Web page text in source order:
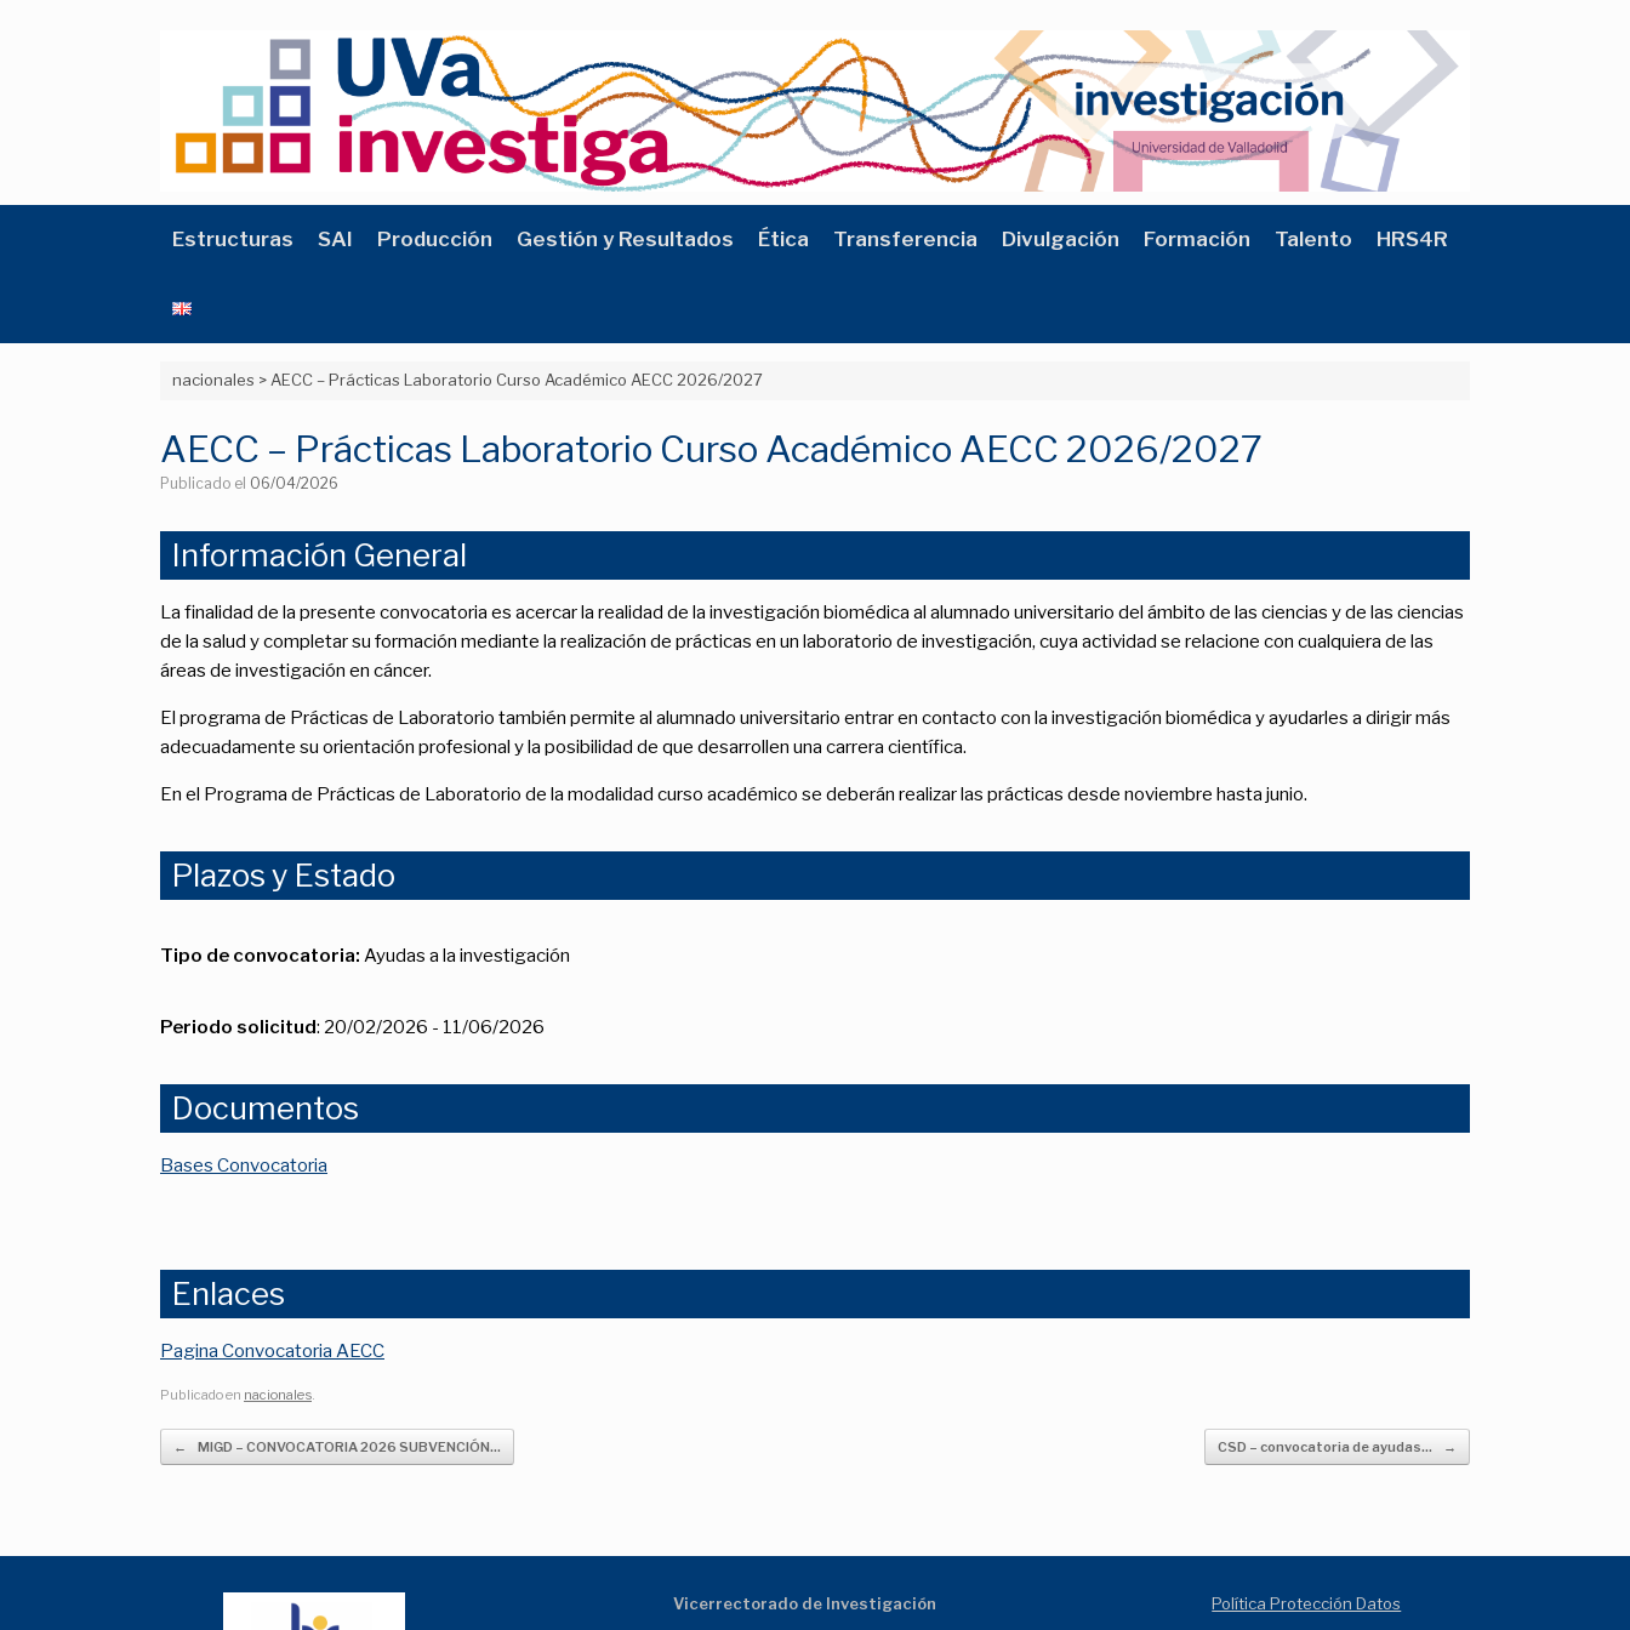
Estructuras SAI Producción Gestión y Resultados Ética Transferencia Divulgación Formación Talento HRS4R
nacionales > AECC – Prácticas Laboratorio Curso Académico AECC 2026/2027
AECC – Prácticas Laboratorio Curso Académico AECC 2026/2027
Publicado el 06/04/2026
Información General
La finalidad de la presente convocatoria es acercar la realidad de la investigación biomédica al alumnado universitario del ámbito de las ciencias y de las ciencias
de la salud y completar su formación mediante la realización de prácticas en un laboratorio de investigación, cuya actividad se relacione con cualquiera de las
áreas de investigación en cáncer.
El programa de Prácticas de Laboratorio también permite al alumnado universitario entrar en contacto con la investigación biomédica y ayudarles a dirigir más
adecuadamente su orientación profesional y la posibilidad de que desarrollen una carrera científica.
En el Programa de Prácticas de Laboratorio de la modalidad curso académico se deberán realizar las prácticas desde noviembre hasta junio.
Plazos y Estado
Tipo de convocatoria: Ayudas a la investigación
Periodo solicitud: 20/02/2026 - 11/06/2026
Documentos
Bases Convocatoria
Enlaces
Pagina Convocatoria AECC
Publicado en nacionales.
Navegador de artículos
← MIGD – CONVOCATORIA 2026 SUBVENCIÓN… CSD – convocatoria de ayudas… →
Vicerrectorado de Investigación Política Protección Datos